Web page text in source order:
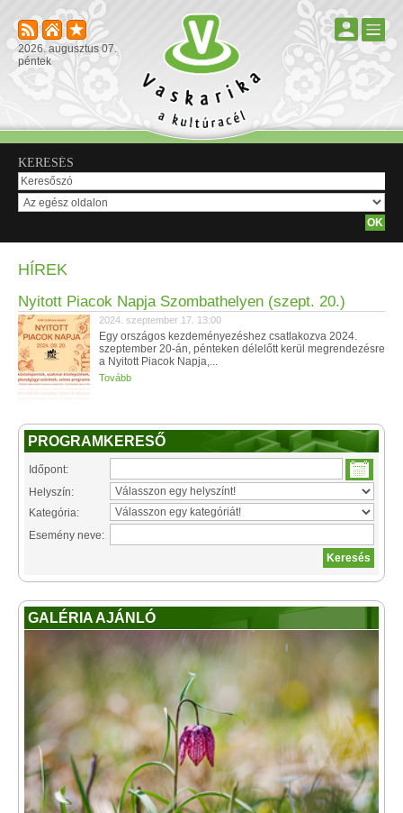
2026. augusztus 07.
péntek
KERESÉS
HÍREK
Nyitott Piacok Napja Szombathelyen (szept. 20.)
2024. szeptember 17. 13:00
Egy országos kezdeményezéshez csatlakozva 2024.
szeptember 20-án, pénteken délelőtt kerül megrendezésre
a Nyitott Piacok Napja,...
Tovább
PROGRAMKERESŐ
Időpont:
Helyszín:
Kategória:
Esemény neve:
GALÉRIA AJÁNLÓ